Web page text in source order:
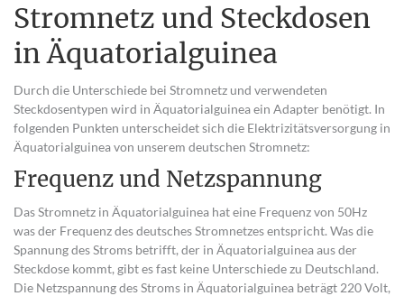
Stromnetz und Steckdosen
in Äquatorialguinea
Durch die Unterschiede bei Stromnetz und verwendeten
Steckdosentypen wird in Äquatorialguinea ein Adapter benötigt. In
folgenden Punkten unterscheidet sich die Elektrizitätsversorgung in
Äquatorialguinea von unserem deutschen Stromnetz:
Frequenz und Netzspannung
Das Stromnetz in Äquatorialguinea hat eine Frequenz von 50Hz
was der Frequenz des deutsches Stromnetzes entspricht. Was die
Spannung des Stroms betrifft, der in Äquatorialguinea aus der
Steckdose kommt, gibt es fast keine Unterschiede zu Deutschland.
Die Netzspannung des Stroms in Äquatorialguinea beträgt 220 Volt,